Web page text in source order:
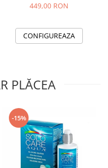
449,00 RON
CONFIGUREAZA
PLĂCEA
-15%